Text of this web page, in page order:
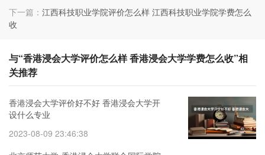
下一篇： 江西科技职业学院评价怎么样 江西科技职业学院学费怎么
收
与“香港浸会大学评价怎么样 香港浸会大学学费怎么收”相
关推荐
香港浸会大学评价好不好 香港浸会大学开
设什么专业
2023-08-09 23:46:38